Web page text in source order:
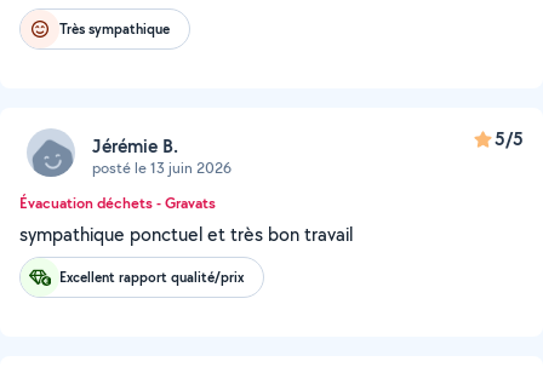
Très sympathique
Jérémie B.
posté le 13 juin 2026
5/5
Évacuation déchets - Gravats
sympathique ponctuel et très bon travail
Excellent rapport qualité/prix